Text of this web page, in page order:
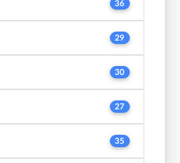
36
29
30
27
35